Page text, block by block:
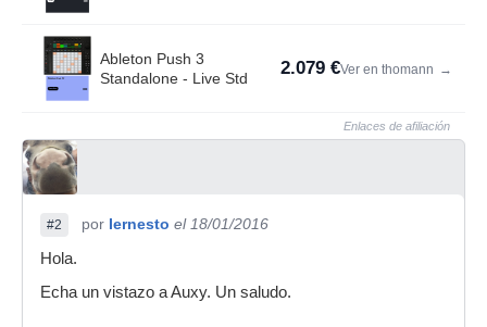
Ableton Push 3
Standalone - Live Std
2.079 €Ver en thomann →
Enlaces de afiliación
#2 por Iernesto el 18/01/2016
Hola.
Echa un vistazo a Auxy. Un saludo.